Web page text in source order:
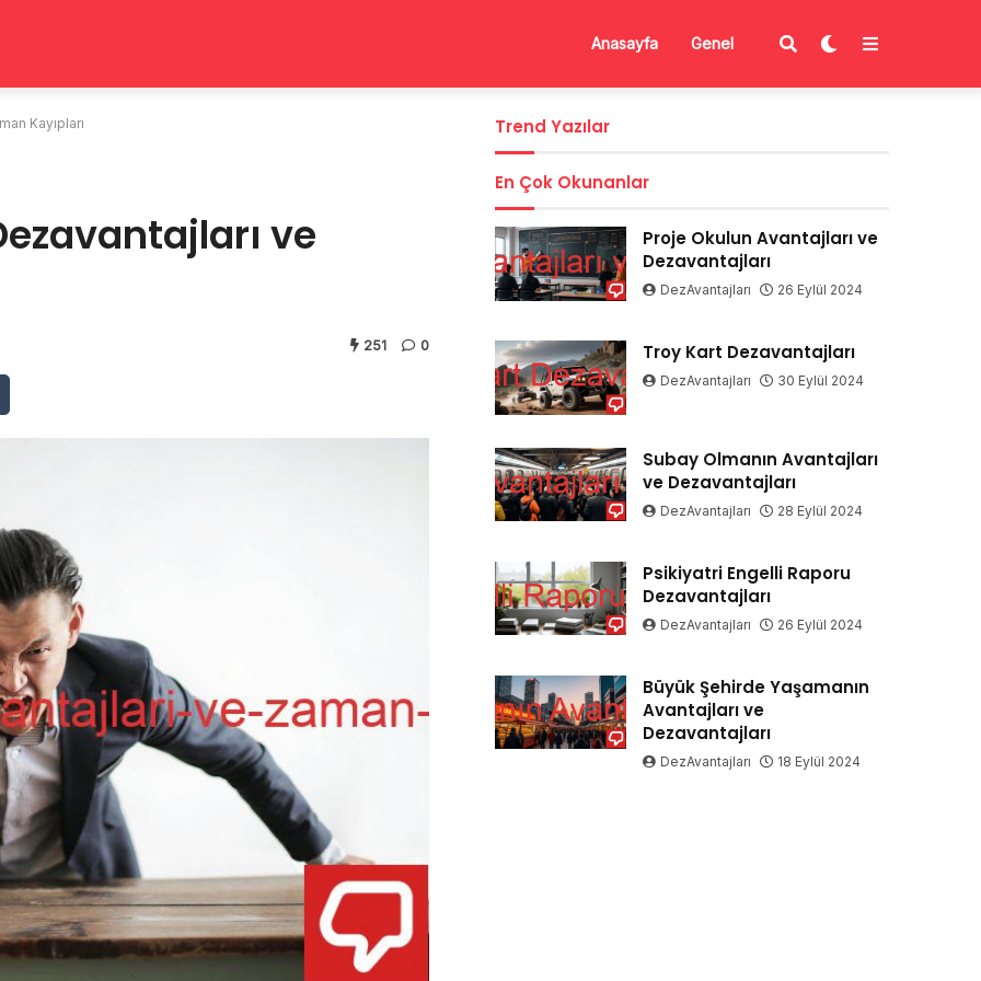
Anasayfa Genel
Kayıpları
ve
251 0
Trend Yazılar
En Çok Okunanlar
Proje Okulun Avantajları ve
Dezavantajları
DezAvantajları 26 Eylül 2024
Troy Kart Dezavantajları
DezAvantajları 30 Eylül 2024
Subay Olmanın Avantajları
ve Dezavantajları
DezAvantajları 28 Eylül 2024
Psikiyatri Engelli Raporu
Dezavantajları
DezAvantajları 26 Eylül 2024
Büyük Şehirde Yaşamanın
Avantajları ve
Dezavantajları
DezAvantajları 18 Eylül 2024